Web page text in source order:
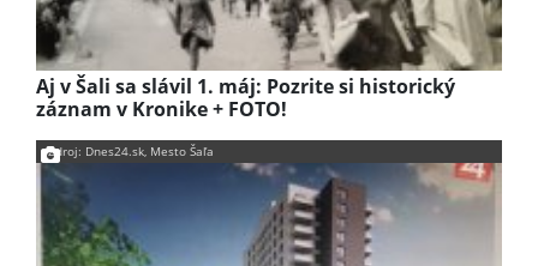
Aj v Šali sa slávil 1. máj: Pozrite si historický
záznam v Kronike + FOTO!
Zdroj: Dnes24.sk, Mesto Šaľa